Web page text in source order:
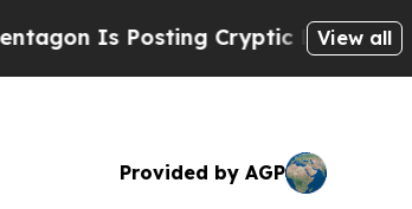
Cryptic Biblical Messages on
View all
Provided by AGP